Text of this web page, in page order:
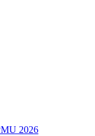
2026